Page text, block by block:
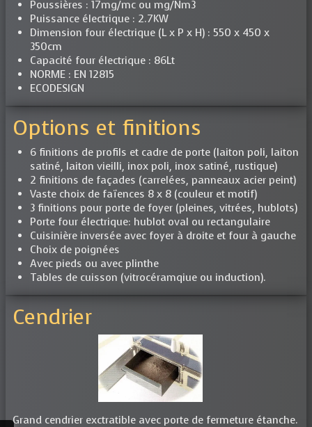
Poussières : 17mg/mc ou mg/Nm3
Puissance électrique : 2.7KW
Dimension four électrique (L x P x H) : 550 x 450 x
350cm
Capacité four électrique : 86Lt
NORME : EN 12815
ECODESIGN
Options et finitions
6 finitions de profils et cadre de porte (laiton poli, laiton
satiné, laiton vieilli, inox poli, inox satiné, rustique)
2 finitions de façades (carrelées, panneaux acier peint)
Vaste choix de faïences 8 x 8 (couleur et motif)
3 finitions pour porte de foyer (pleines, vitrées, hublots)
Porte four électrique: hublot oval ou rectangulaire
Cuisinière inversée avec foyer à droite et four à gauche
Choix de poignées
Avec pieds ou avec plinthe
Tables de cuisson (vitrocéramqiue ou induction).
Cendrier
Grand cendrier exctratible avec porte de fermeture étanche.